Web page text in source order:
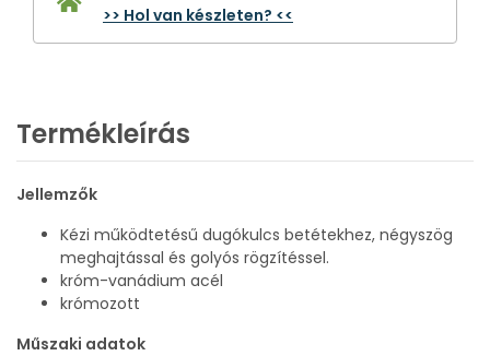
>> Hol van készleten? <<
Termékleírás
Jellemzők
Kézi működtetésű dugókulcs betétekhez, négyszög
meghajtással és golyós rögzítéssel.
króm-vanádium acél
krómozott
Műszaki adatok